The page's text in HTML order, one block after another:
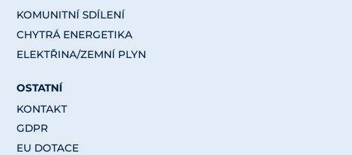
KOMUNITNÍ SDÍLENÍ
CHYTRÁ ENERGETIKA
ELEKTŘINA/ZEMNÍ PLYN
OSTATNÍ
KONTAKT
GDPR
EU DOTACE